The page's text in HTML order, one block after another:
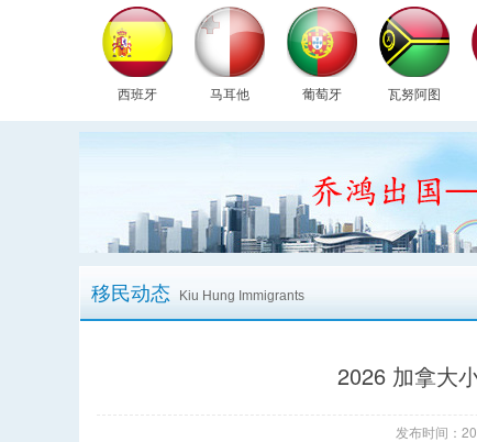
西班牙 马耳他 葡萄牙 瓦努阿图
移民动态 Kiu Hung Immigrants
2026 加拿大
发布时间：